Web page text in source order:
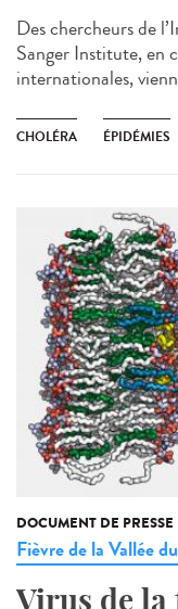
Des chercheurs de
Sanger Institute, en
internationales,
CHOLÉRA ÉPIDÉMIES
DOCUMENT DE PRESSE
Fièvre de la Vallée
Virus de la